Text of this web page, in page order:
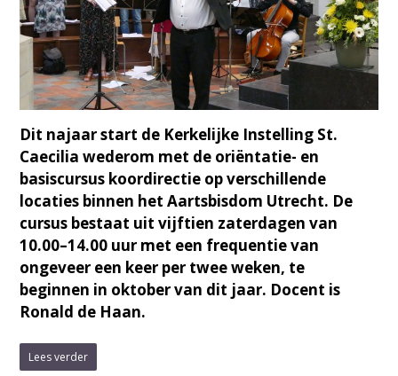
Dit najaar start de Kerkelijke Instelling St.
Caecilia wederom met de oriëntatie- en
basiscursus koordirectie op verschillende
locaties binnen het Aartsbisdom Utrecht. De
cursus bestaat uit vijftien zaterdagen van
10.00–14.00 uur met een frequentie van
ongeveer een keer per twee weken, te
beginnen in oktober van dit jaar. Docent is
Ronald de Haan.
Lees verder